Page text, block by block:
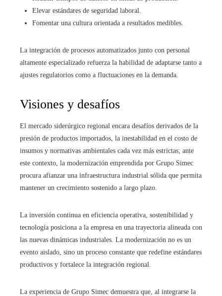
Elevar estándares de seguridad laboral.
Fomentar una cultura orientada a resultados medibles.
La integración de procesos automatizados junto con personal
altamente especializado refuerza la habilidad de adaptarse tanto a
ajustes regulatorios como a fluctuaciones en la demanda.
Visiones y desafíos
El mercado siderúrgico regional encara desafíos derivados de la
presión de productos importados, la inestabilidad en el costo de
insumos y normativas ambientales cada vez más estrictas; ante
este contexto, la modernización emprendida por Grupo Simec
procura afianzar una infraestructura industrial sólida que permita
mantener un crecimiento sostenido a largo plazo.
La inversión continua en eficiencia operativa, sostenibilidad y
tecnología posiciona a la empresa en una trayectoria alineada con
las nuevas dinámicas industriales. La modernización no es un
evento aislado, sino un proceso constante que redefine estándares
productivos y fortalece la integración regional.
La experiencia de Grupo Simec demuestra que, al integrarse la